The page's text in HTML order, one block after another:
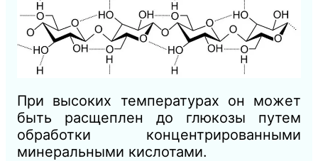
При высоких температурах он может
быть расщеплен до глюкозы путем
обработки концентрированными
минеральными кислотами.